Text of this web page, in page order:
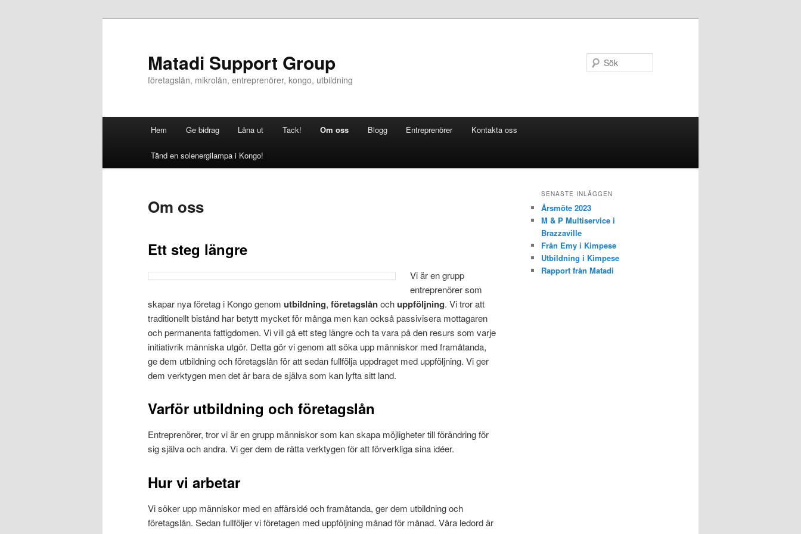
Matadi Support Group
företagslån, mikrolån, entreprenörer, kongo, utbildning
Hem Ge bidrag Låna ut Tack! Om oss Blogg Entreprenörer Kontakta oss
Tänd en solenergilampa i Kongo!
Om oss
Ett steg längre
Vi är en grupp
entreprenörer som
skapar nya företag i Kongo genom utbildning, företagslånochuppföljning. Vi tror att
traditionellt bistånd har betytt mycket för många men kan också passivisera mottagaren
och permanenta fattigdomen. Vi vill gå ett steg längre och ta vara på den resurs som varje
initiativrik människa utgör. Detta gör vi genom att söka upp människor med framåtanda,
ge dem utbildning och företagslån för att sedan fullfölja uppdraget med uppföljning. Vi ger
dem verktygen men det är bara de själva som kan lyfta sitt land.
Varför utbildning och företagslån
Entreprenörer, tror vi är en grupp människor som kan skapa möjligheter till förändring för
sig själva och andra. Vi ger dem de rätta verktygen för att förverkliga sina idéer.
Hur vi arbetar
Vi söker upp människor med en affärsidé och framåtanda, ger dem utbildning och
företagslån. Sedan fullföljer vi företagen med uppföljning månad för månad. Våra ledord är
SENASTE INLÄGGEN
Årsmöte 2023
M & P Multiservice i
Brazzaville
Från Emy i Kimpese
Utbildning i Kimpese
Rapport från Matadi